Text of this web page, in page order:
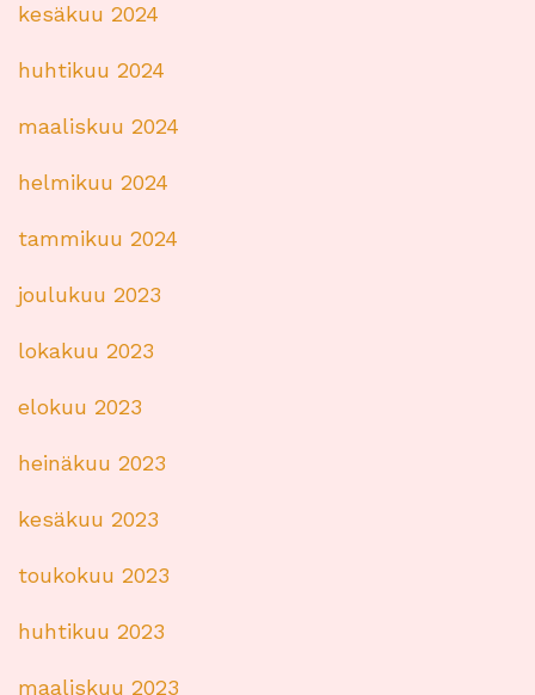
kesäkuu 2024
huhtikuu 2024
maaliskuu 2024
helmikuu 2024
tammikuu 2024
joulukuu 2023
lokakuu 2023
elokuu 2023
heinäkuu 2023
kesäkuu 2023
toukokuu 2023
huhtikuu 2023
maaliskuu 2023